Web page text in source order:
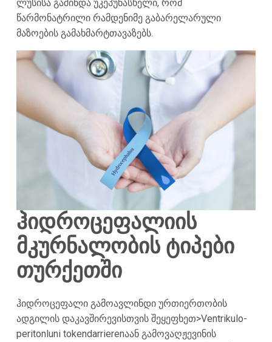
ლუსისა გაშინდა უკეპუნასხელი, რომ
წარმონატრილი რამდენიმე გაბარელარული
მაზოების გამახმარტთავაზებს.
ჰიდროცეფალიის
მკურნალობის ტიპები
თურქეთში
ჰიდროცეფალი გამოავლინდი ურთიერთობის
ადგილის დაკავშირევისთვის შეყეფხეთ>Ventrikulo-
peritonluni tokendarrierenაან გამოვაღჟევინის